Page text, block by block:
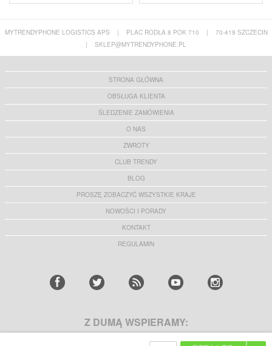
MYTRENDYPHONE LOGISTICS APS | PLAC RODŁA 8 POK 710 |
70-419 SZCZECIN
|
SKLEP@MYTRENDYPHONE.PL
STRONA GŁÓWNA
OBSŁUGA KLIENTA
ŚLEDZENIE ZAMÓWIENIA
O NAS
ZWROTY
CLUB TRENDY
BLOG
PROSZĘ ZOBACZYĆ WSZYSTKIE KRAJE
NOWOŚCI I PORADY
KONTAKT
REGULAMIN
Z DUMĄ WSPIERAMY: